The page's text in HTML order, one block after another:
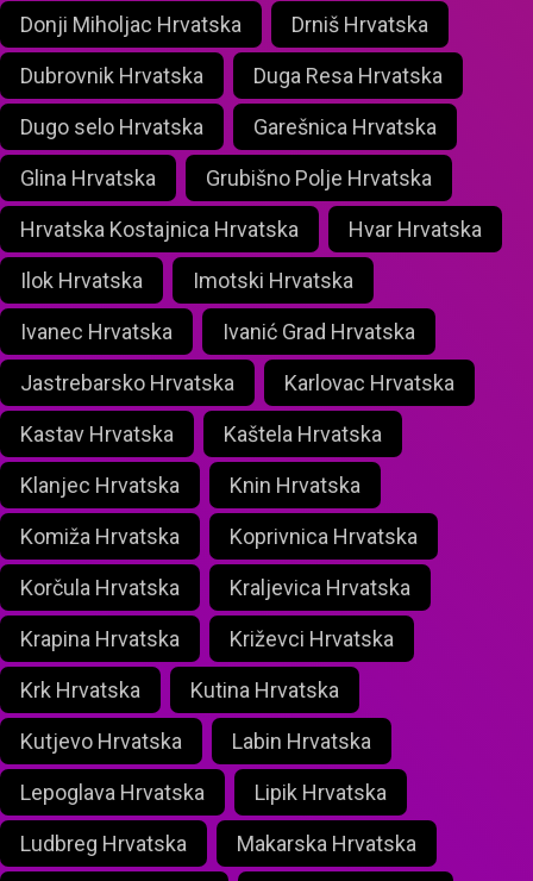
Donji Miholjac Hrvatska Drniš Hrvatska
Dubrovnik Hrvatska Duga Resa Hrvatska
Dugo selo Hrvatska Garešnica Hrvatska
Glina Hrvatska Grubišno Polje Hrvatska
Hrvatska Kostajnica Hrvatska Hvar Hrvatska
Ilok Hrvatska Imotski Hrvatska
Ivanec Hrvatska Ivanić Grad Hrvatska
Jastrebarsko Hrvatska Karlovac Hrvatska
Kastav Hrvatska Kaštela Hrvatska
Klanjec Hrvatska Knin Hrvatska
Komiža Hrvatska Koprivnica Hrvatska
Korčula Hrvatska Kraljevica Hrvatska
Krapina Hrvatska Križevci Hrvatska
Krk Hrvatska Kutina Hrvatska
Kutjevo Hrvatska Labin Hrvatska
Lepoglava Hrvatska Lipik Hrvatska
Ludbreg Hrvatska Makarska Hrvatska